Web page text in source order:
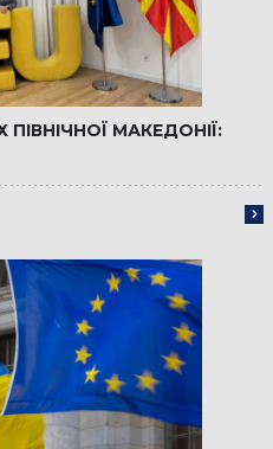
МАКЕДОНІЇ: